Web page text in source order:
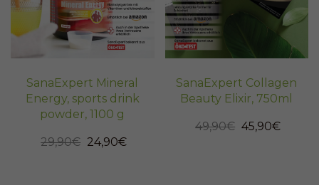
SanaExpert Mineral
Energy, sports drink
powder, 1100 g
29,90€ 24,90€
SanaExpert Collagen
Beauty Elixir, 750ml
49,90€ 45,90€